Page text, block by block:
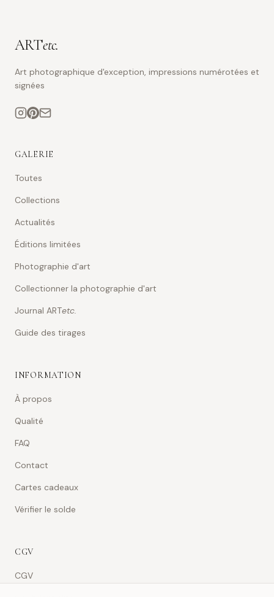
ARTetc.
Art photographique d'exception, impressions numérotées et
signées
GALERIE
Toutes
Collections
Actualités
Éditions limitées
Photographie d'art
Collectionner la photographie d'art
Journal ARTetc.
Guide des tirages
INFORMATION
À propos
Qualité
FAQ
Contact
Cartes cadeaux
Vérifier le solde
CGV
CGV